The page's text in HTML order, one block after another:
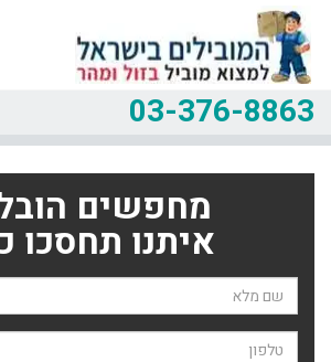
03-376-8863
מחפשים
איתנו תחסכו
שם השולח
טלפון